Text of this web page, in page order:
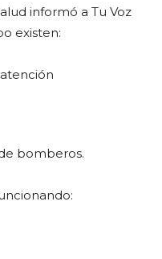
informó a Tu Voz
existen:
bomberos.